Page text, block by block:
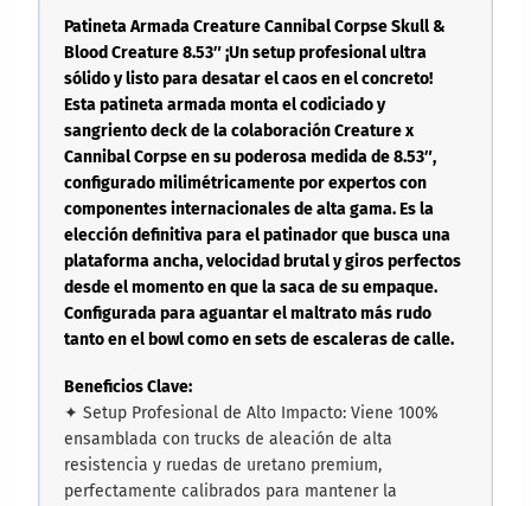
Patineta Armada Creature Cannibal Corpse Skull &
Blood Creature 8.53″ ¡Un setup profesional ultra
sólido y listo para desatar el caos en el concreto!
Esta patineta armada monta el codiciado y
sangriento deck de la colaboración Creature x
Cannibal Corpse en su poderosa medida de 8.53″,
configurado milimétricamente por expertos con
componentes internacionales de alta gama. Es la
elección definitiva para el patinador que busca una
plataforma ancha, velocidad brutal y giros perfectos
desde el momento en que la saca de su empaque.
Configurada para aguantar el maltrato más rudo
tanto en el bowl como en sets de escaleras de calle.
Beneficios Clave:
✦ Setup Profesional de Alto Impacto: Viene 100%
ensamblada con trucks de aleación de alta
resistencia y ruedas de uretano premium,
perfectamente calibrados para mantener la